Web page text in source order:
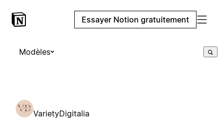
Essayer Notion gratuitement
Modèles
VarietyDigitalia